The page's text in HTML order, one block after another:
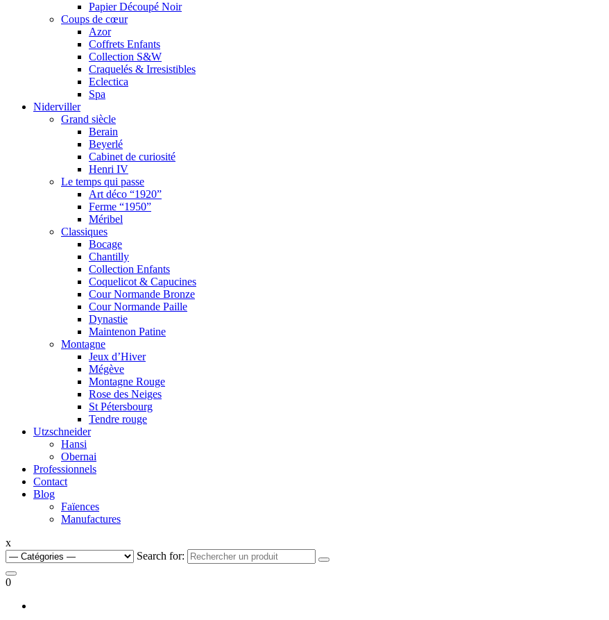
Papier Découpé Noir
Coups de cœur
Azor
Coffrets Enfants
Collection S&W
Craquelés & Irresistibles
Eclectica
Spa
Niderviller
Grand siècle
Berain
Beyerlé
Cabinet de curiosité
Henri IV
Le temps qui passe
Art déco “1920”
Ferme “1950”
Méribel
Classiques
Bocage
Chantilly
Collection Enfants
Coquelicot & Capucines
Cour Normande Bronze
Cour Normande Paille
Dynastie
Maintenon Patine
Montagne
Jeux d’Hiver
Mégève
Montagne Rouge
Rose des Neiges
St Pétersbourg
Tendre rouge
Utzschneider
Hansi
Obernai
Professionnels
Contact
Blog
Faïences
Manufactures
x
Search for:
0